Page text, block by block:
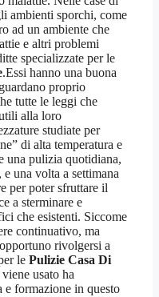
ambienti sporchi, come
ad un ambiente che
e altri problemi
specializzate per le
.Essi hanno una buona
proprio
tutte le leggi che
alla loro
studiate per
di alta temperatura e
una pulizia quotidiana,
una volta a settimana
per poter sfruttare il
a sterminare e
che esistenti. Siccome
continuativo, ma
rivolgersi a
le Pulizie Casa Di
usato ha
e formazione in questo